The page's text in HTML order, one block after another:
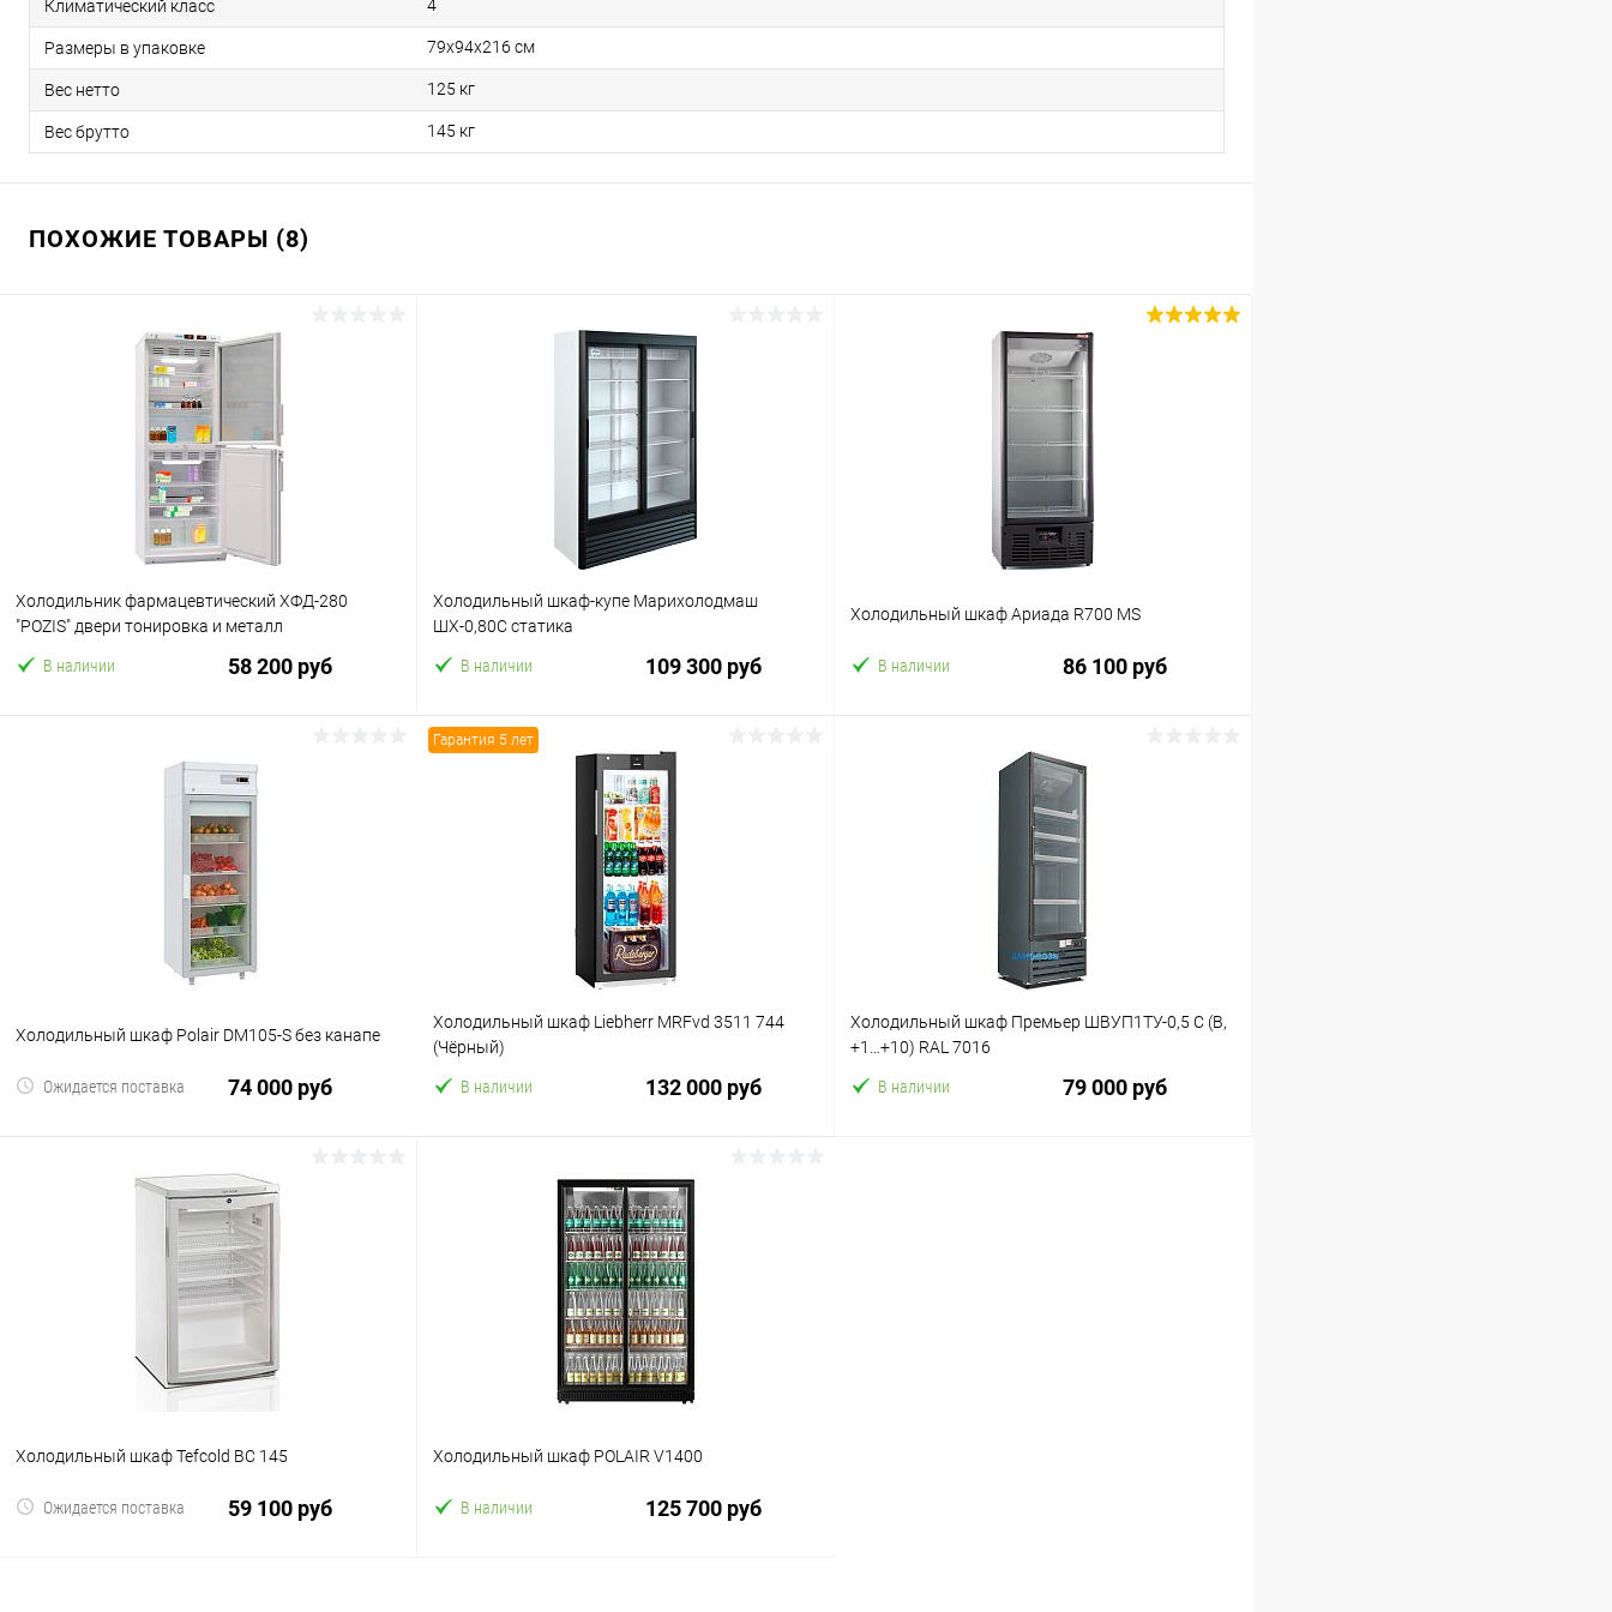
Климатический класс 4
Размеры в упаковке 79х94х216 см
Вес нетто 125 кг
Вес брутто 145 кг
ПОХОЖИЕ ТОВАРЫ (8)
Холодильник фармацевтический ХФД-280
"POZIS" двери тонировка и металл
В наличии 58 200 руб
В корзину
Холодильный шкаф-купе Марихолодмаш
ШХ-0,80С статика
В наличии 109 300 руб
В корзину
Холодильный шкаф Ариада R700 MS
В наличии 86 100 руб
В корзину
Холодильный шкаф Polair DM105-S без канапе
Ожидается поставка 74 000 руб
В корзину
Сравнение
Гарантия 5 лет
Холодильный шкаф Liebherr MRFvd 3511 744
(Чёрный)
В наличии 132 000 руб
В корзину
Купить в 1 клик Сравнение
Холодильный шкаф Премьер ШВУП1ТУ-0,5 С (В,
+1…+10) RAL 7016
В наличии 79 000 руб
Холодильный шкаф Tefcold BC 145
Ожидается поставка 59 100 руб
Холодильный шкаф POLAIR V1400
В наличии 125 700 руб